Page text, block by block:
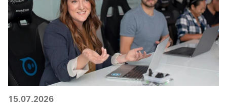
15.07.2026